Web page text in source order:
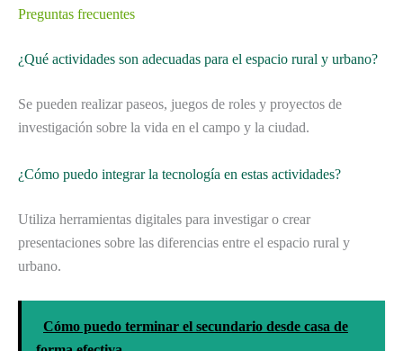
Preguntas frecuentes
¿Qué actividades son adecuadas para el espacio rural y urbano?
Se pueden realizar paseos, juegos de roles y proyectos de
investigación sobre la vida en el campo y la ciudad.
¿Cómo puedo integrar la tecnología en estas actividades?
Utiliza herramientas digitales para investigar o crear
presentaciones sobre las diferencias entre el espacio rural y
urbano.
Cómo puedo terminar el secundario desde casa de